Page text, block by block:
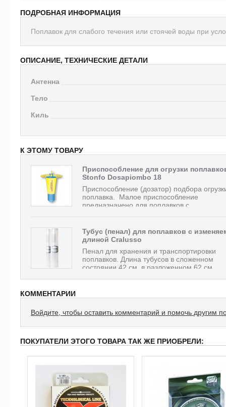
ПОДРОБНАЯ ИНФОРМАЦИЯ
Поплавок для слабого течения или стоячей воды при
ОПИСАНИЕ, ТЕХНИЧЕСКИЕ ДЕТАЛИ
Антенна
Тело
Киль
К ЭТОМУ ТОВАРУ
Приспособление для огрузки
Stonfo Dosapiombo 18
Приспособление (дозатор) подбора
поплавка. Малое приспособление
предназначено для поплавков с...
Тубус (пенал) для поплавков с
длиной Cralusso
Пенал для хранения и транспортировки
поплавков. Длина тубусов в сложенном
состоянии 42 см, в разложенном 62 см....
КОММЕНТАРИИ
Войдите, чтобы оставить комментарий и помочь другим
ПОКУПАТЕЛИ ЭТОГО ТОВАРА ТАК ЖЕ ПРИОБРЕЛИ: